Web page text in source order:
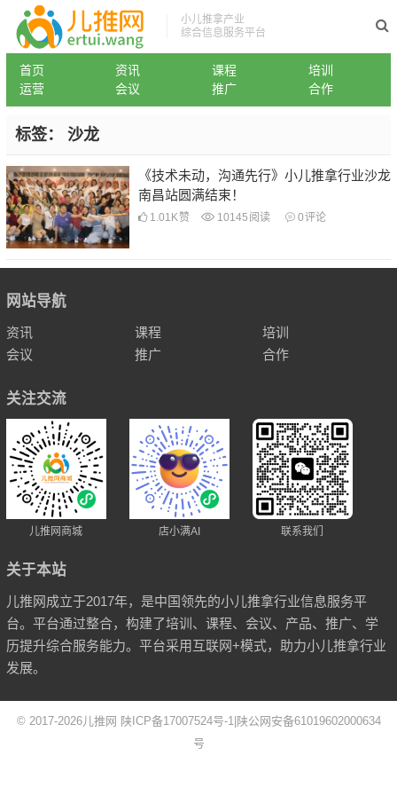
小儿推拿产业
综合信息服务平台
首页 资讯 课程
培训
运营
会议 推广 合作
标签： 沙龙
《技术未动，沟通先行》小儿推拿行业沙龙
南昌站圆满结束！
1.01K赞 10145 阅读 0评论
网站导航
资讯 课程
培训
会议
推广 合作
关注交流
儿推网商城 店小满AI 联系我们
关于本站
儿推网成立于2017年，是中国领先的小儿推拿行业信息服务平
台。平台通过整合，构建了培训、课程、会议、产品、推广、学
历提升综合服务能力。平台采用互联网+模式，助力小儿推拿行业
发展。
© 2017-2026儿推网 陕ICP备17007524号-1 |陕公网安备61019602000634
号